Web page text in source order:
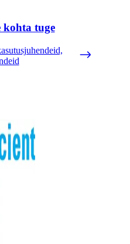
kohta tuge